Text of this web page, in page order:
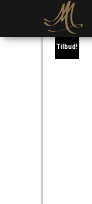
Tilbud!